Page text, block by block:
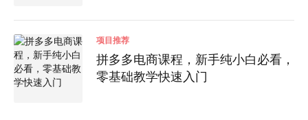
项目推荐
拼多多电商课程，新手纯小白必看，
零基础教学快速入门